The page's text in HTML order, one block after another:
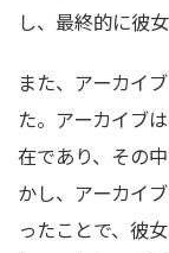
し、最終的に彼
また、アーカイ
た。アーカイブ
在であり、その
かし、アーカイ
ったことで、彼